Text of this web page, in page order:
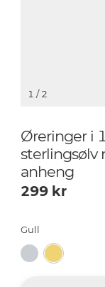
1 / 2
Øreringer i
sterlingsølv
anheng
299 kr
Gull